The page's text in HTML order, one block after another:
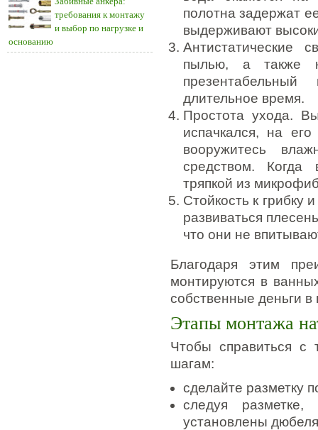
требования к монтажу
и выбор по нагрузке и
основанию
полотна задержат
выдерживают
Антистатические
пылью, а также
длительное время.
Простота ухода.
испачкался, на
вооружитесь
средством. Когда
тряпкой из
Стойкость к грибку
развиваться
что они не
Благодаря этим
монтируются в
собственные деньги в
Этапы монтажа
Чтобы справиться с
шагам:
сделайте разметку
следуя
установлены